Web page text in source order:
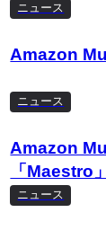
ニュース
Amazon
ニュース
Amazon
「Maestro
ニュース